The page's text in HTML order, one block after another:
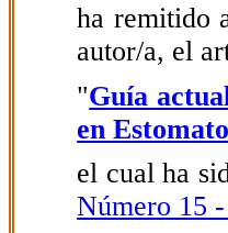
ha remitido
autor/a, el
"Guía
en
el cual ha
Número 15